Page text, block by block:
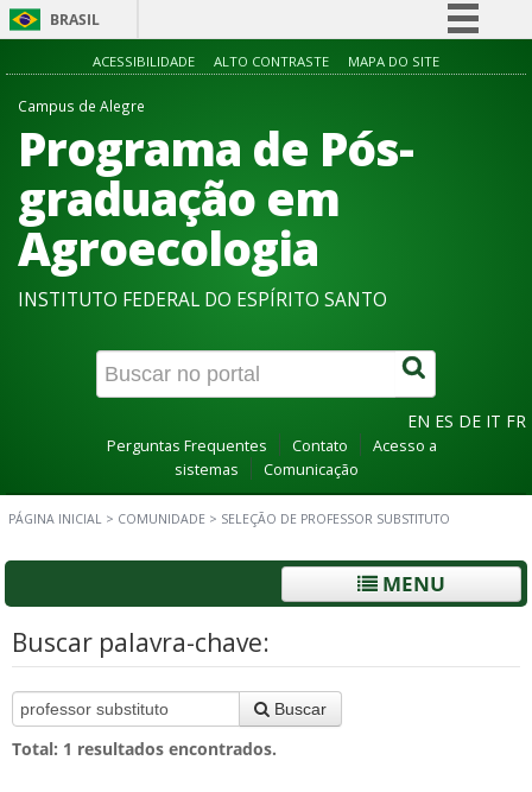
BRASIL
Simplifique!
Participe
Acesso à informação
ACESSIBILIDADE ALTO CONTRASTE MAPA DO SITE
Campus de Alegre
Programa de Pós-
graduação em
Agroecologia
INSTITUTO FEDERAL DO ESPÍRITO SANTO
EN ES DE IT FR
Perguntas Frequentes Contato
Acesso a
sistemas
Comunicação
PÁGINA INICIAL > COMUNIDADE > SELEÇÃO DE PROFESSOR SUBSTITUTO
MENU
Buscar palavra-chave:
Buscar
Total: 1 resultados encontrados.